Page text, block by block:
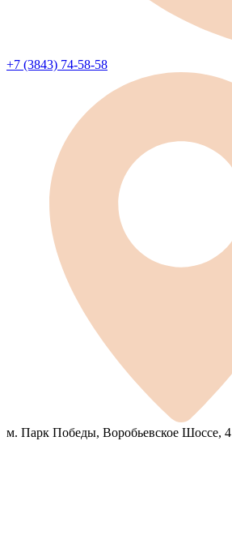
+7 (3843) 74-58-58
м. Парк Победы, Воробьевское Шоссе, 4